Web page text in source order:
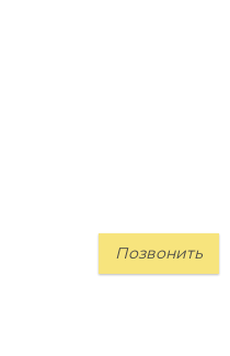
Позвонить